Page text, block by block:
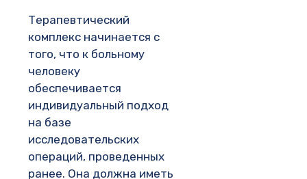
Терапевтический
комплекс начинается с
того, что к больному
человеку
обеспечивается
индивидуальный подход
на базе
исследовательских
операций, проведенных
ранее. Она должна иметь